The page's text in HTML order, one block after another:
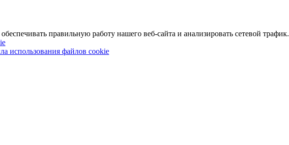
правильную работу нашего веб-сайта и анализировать сетевой трафик.
использования файлов cookie